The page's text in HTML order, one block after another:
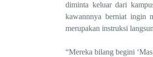
diminta keluar dari
kawannnya berniat ingin
merupakan instruksi
“Mereka bilang begini